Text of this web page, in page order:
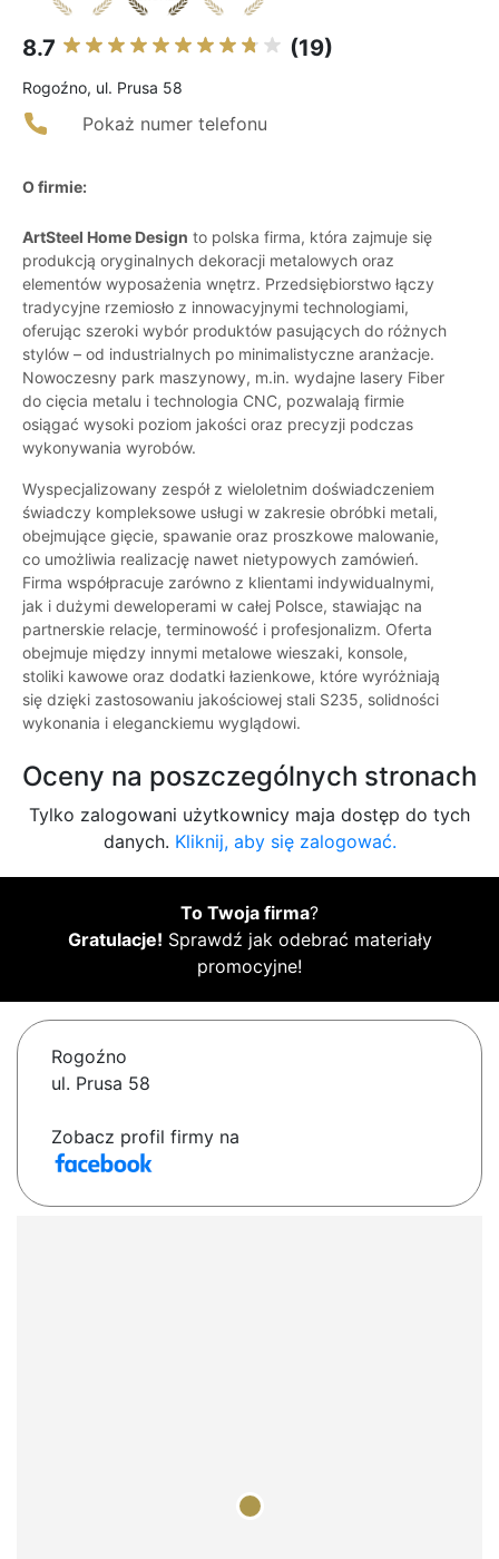
8.7 (19)
Rogoźno, ul. Prusa 58
Pokaż numer telefonu
O firmie:
ArtSteel Home Design to polska firma, która zajmuje się
produkcją oryginalnych dekoracji metalowych oraz
elementów wyposażenia wnętrz. Przedsiębiorstwo łączy
tradycyjne rzemiosło z innowacyjnymi technologiami,
oferując szeroki wybór produktów pasujących do różnych
stylów – od industrialnych po minimalistyczne aranżacje.
Nowoczesny park maszynowy, m.in. wydajne lasery Fiber
do cięcia metalu i technologia CNC, pozwalają firmie
osiągać wysoki poziom jakości oraz precyzji podczas
wykonywania wyrobów.
Wyspecjalizowany zespół z wieloletnim doświadczeniem
świadczy kompleksowe usługi w zakresie obróbki metali,
obejmujące gięcie, spawanie oraz proszkowe malowanie,
co umożliwia realizację nawet nietypowych zamówień.
Firma współpracuje zarówno z klientami indywidualnymi,
jak i dużymi deweloperami w całej Polsce, stawiając na
partnerskie relacje, terminowość i profesjonalizm. Oferta
obejmuje między innymi metalowe wieszaki, konsole,
stoliki kawowe oraz dodatki łazienkowe, które wyróżniają
się dzięki zastosowaniu jakościowej stali S235, solidności
wykonania i eleganckiemu wyglądowi.
Oceny na poszczególnych stronach
Tylko zalogowani użytkownicy maja dostęp do tych
danych. Kliknij, aby się zalogować.
To Twoja firma?
Gratulacje! Sprawdź jak odebrać materiały
promocyjne!
Rogoźno
ul. Prusa 58
Zobacz profil firmy na